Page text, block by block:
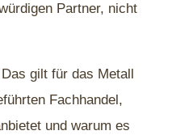
Partner, nicht
gilt für das Metall
Fachhandel,
und warum es